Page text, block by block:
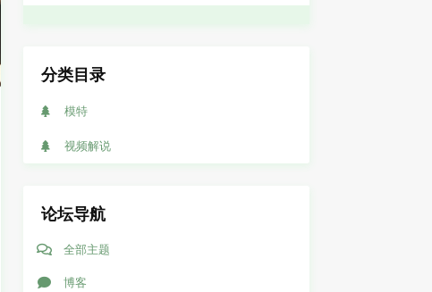
分类目录
模特
视频解说
论坛导航
全部主题
博客